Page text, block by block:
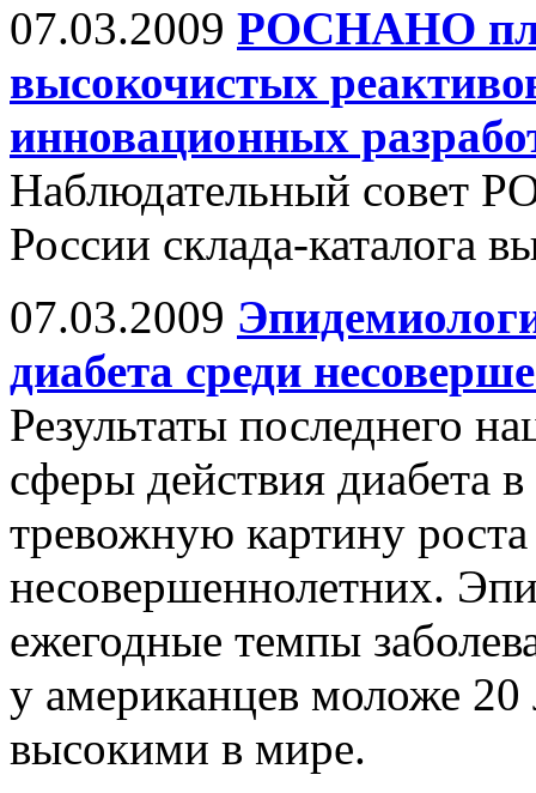
07.03.2009 РОСНАНО
высокочистых
инновационных
Наблюдательный совет
России склада-каталога
07.03.2009
диабета среди
Результаты последнего
сферы действия диабета
тревожную картину роста
несовершеннолетних.
ежегодные темпы
у американцев моложе
высокими в мире.